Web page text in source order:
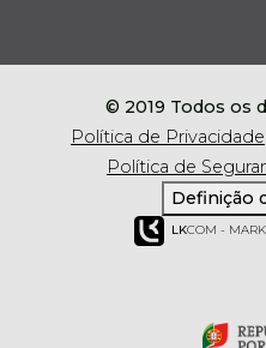
© 2019 Todos os
Política de Privacidade
Política de
Definição
LKCOM -